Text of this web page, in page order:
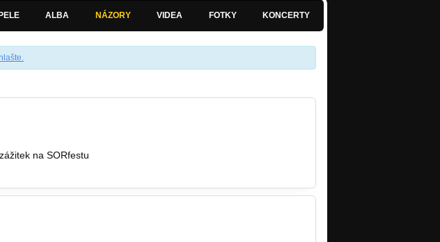
ALBA NÁZORY VIDEA FOTKY KONCERTY
.
na SORfestu